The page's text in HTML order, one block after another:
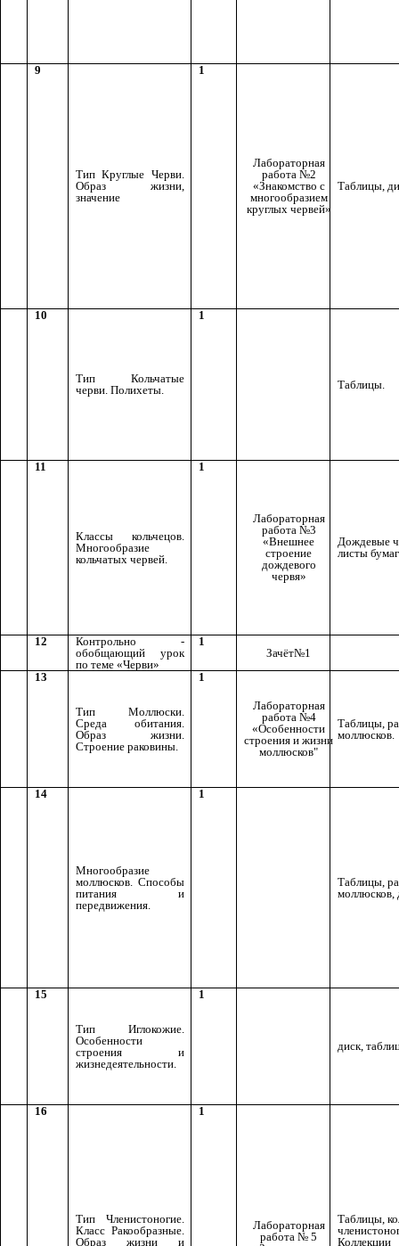
9
Тип Круглые Черви.
Образ жизни,
значение
1
Лабораторная
работа №2
«Знакомство с
многообразием
круглых червей»
Таблицы,
10
Тип Кольчатые
черви. Полихеты.
1
Таблицы.
11
Классы кольчецов.
Многообразие
кольчатых червей.
1
Лабораторная
работа №3
«Внешнее
строение
дождевого
червя»
Дождевые
листы
12
Контрольно -
обобщающий урок
по теме «Черви»
1
Зачёт№1
13
Тип Моллюски.
Среда обитания.
Образ жизни.
Строение раковины.
1
Лабораторная
работа №4
«Особенности
строения и жизни
моллюсков"
Таблицы,
моллюсков.
14
Многообразие
моллюсков. Способы
питания и
передвижения.
1
Таблицы,
моллюсков,
15
Тип Иглокожие.
Особенности
строения и
жизнедеятельности.
1
диск,
16
Тип Членистоногие.
Класс Ракообразные.
Образ жизни и
1
Лабораторная
работа № 5
Таблицы,
Коллекции